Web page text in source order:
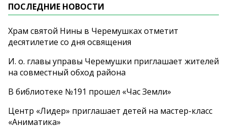
ПОСЛЕДНИЕ НОВОСТИ
Храм святой Нины в Черемушках отметит
десятилетие со дня освящения
И. о. главы управы Черемушки приглашает жителей
на совместный обход района
В библиотеке №191 прошел «Час Земли»
Центр «Лидер» приглашает детей на мастер-класс
«Аниматика»